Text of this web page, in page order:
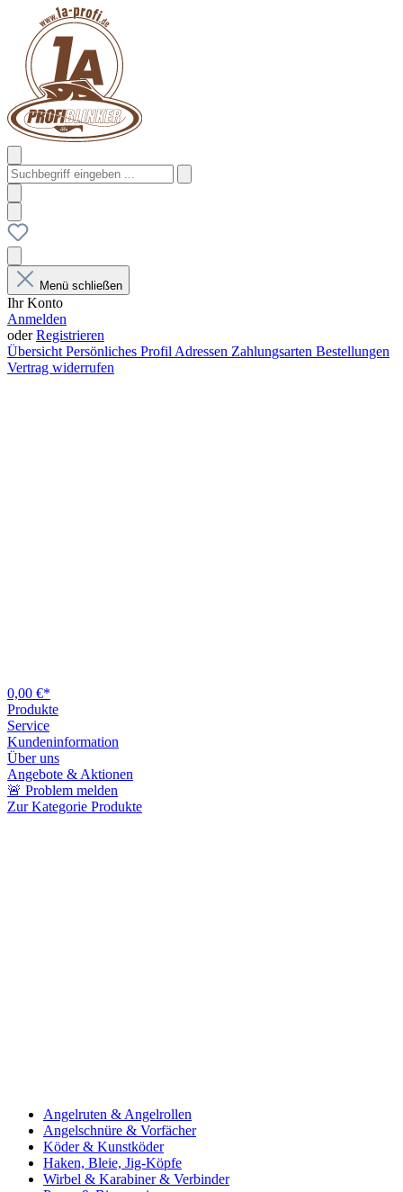
Menü schließen
Ihr Konto
Anmelden
oderRegistrieren
Übersicht Persönliches Profil Adressen Zahlungsarten Bestellungen
Vertrag widerrufen
0,00 €*
Produkte
Service
Kundeninformation
Über uns
Angebote & Aktionen
🚨 Problem melden
Zur Kategorie Produkte
Angelruten & Angelrollen
Angelschnüre & Vorfächer
Köder & Kunstköder
Haken, Bleie, Jig-Köpfe
Wirbel & Karabiner & Verbinder